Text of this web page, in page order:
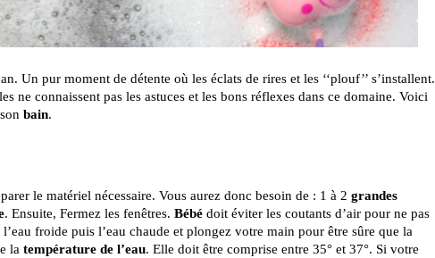
Un pur moment de détente où les éclats de rires et les ‘‘plouf’’ s’installent.
ne connaissent pas les astuces et les bons réflexes dans ce domaine. Voici
bain.
le matériel nécessaire. Vous aurez donc besoin de : 1 à 2 grandes
. Ensuite, Fermez les fenêtres. Bébé doit éviter les coutants d’air pour ne pas
froide puis l’eau chaude et plongez votre main pour être sûre que la
la température de l’eau. Elle doit être comprise entre 35° et 37°. Si votre